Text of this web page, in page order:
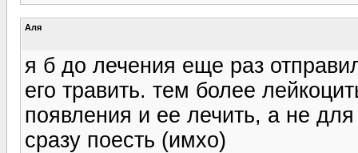
Аля
я б до лечения еще раз
его травить. тем более
появления и ее лечить, а не
сразу поесть (имхо)